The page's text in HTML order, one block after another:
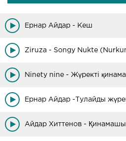
Ернар Айдар - Кеш
Ninety nine - Жүректі қинама